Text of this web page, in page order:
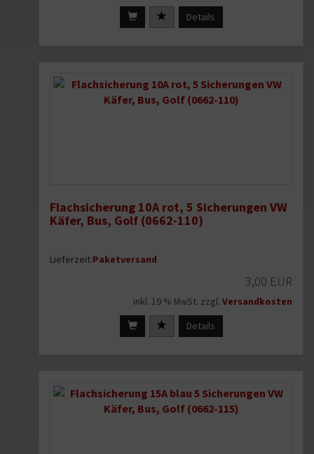
Details
Flachsicherung 10A rot, 5 Sicherungen VW
Käfer, Bus, Golf (0662-110)
Lieferzeit:Paketversand
3,00 EUR
inkl. 19 % MwSt. zzgl. Versandkosten
Details